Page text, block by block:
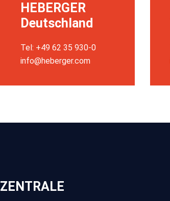
HEBERGER
Deutschland
Tel: +49 62 35 930-0
info@heberger.com
ZENTRALE